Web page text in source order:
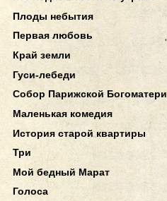
Плоды небытия
Первая любовь
Край земли
Гуси-лебеди
Собор Парижской Богоматери
Маленькая комедия
История старой квартиры
Три
Мой бедный Марат
Голоса